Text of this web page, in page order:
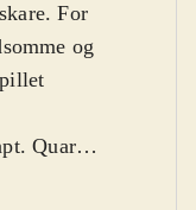
For
og
Quark